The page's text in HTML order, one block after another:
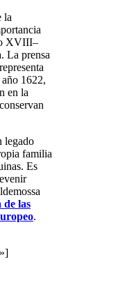
la
XVIII–
La prensa
1622,
en la
legado
familia
Es
de las
.